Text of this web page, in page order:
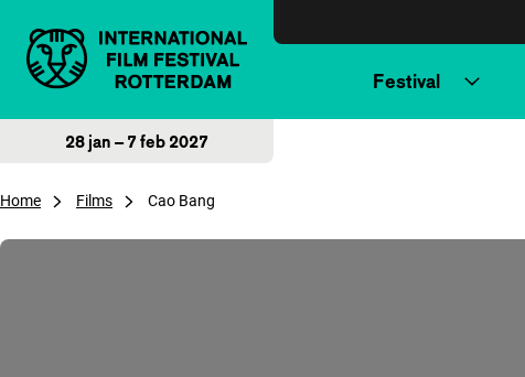
Festival
28 jan – 7 feb 2027
Home Films Cao Bang